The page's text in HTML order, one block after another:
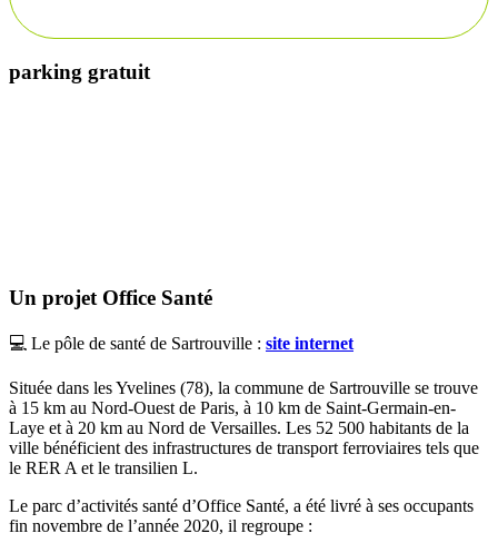
parking gratuit
Un projet Office Santé
💻 Le pôle de santé de Sartrouville : site internet
Située dans les Yvelines (78), la commune de Sartrouville se trouve
à 15 km au Nord-Ouest de Paris, à 10 km de Saint-Germain-en-
Laye et à 20 km au Nord de Versailles. Les 52 500 habitants de la
ville bénéficient des infrastructures de transport ferroviaires tels que
le RER A et le transilien L.
Le parc d’activités santé d’Office Santé, a été livré à ses occupants
fin novembre de l’année 2020, il regroupe :